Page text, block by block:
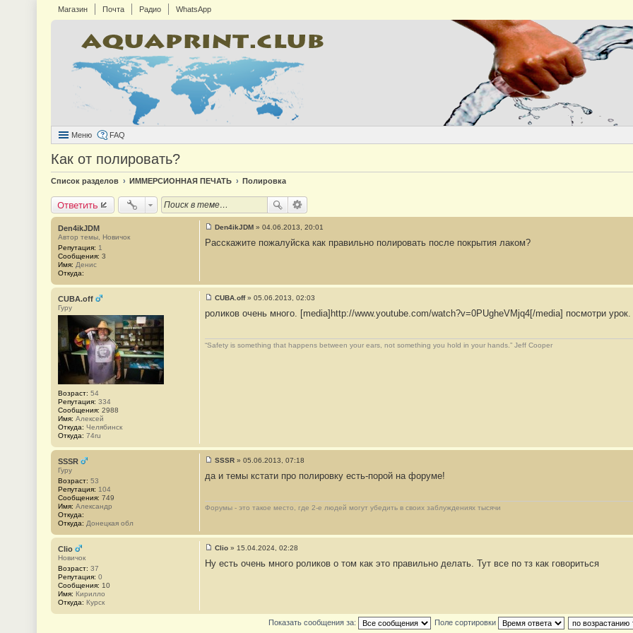
Магазин Почта Радио WhatsApp
Меню FAQ
Как от полировать?
Список разделов ИММЕРСИОННАЯ ПЕЧАТЬ Полировка
Ответить
Den4ikJDM
Автор темы, Новичок
Репутация: 1
Сообщения: 3
Имя: Денис
Откуда:
о
н
е
1
Den4ikJDM » 04.06.2013, 20:01
Расскажите пожалуйска как правильно полировать после покрытия лаком?
CUBA.off
Гуру
Возраст: 54
Репутация: 334
Сообщения: 2988
Имя: Алексей
Откуда: Челябинск
Откуда: 74ru
о
щ
е
CUBA.off» 05.06.2013, 02:03
роликов очень много. [media]http://www.youtube.com/watch?v=0PUgheVMjq4[/media] посмотри урок.
“Safety is something that happens between your ears, not something you hold in your hands.” Jeff Cooper
SSSR
Гуру
Возраст: 53
Репутация: 104
Сообщения: 749
Имя: Александр
Откуда:
Откуда: Донецкая обл
о
щ
е
е
3
SSSR » 05.06.2013, 07:18
да и темы кстати про полировку есть-порой на форуме!
Форумы - это такое место, где 2-е людей могут убедить в своих заблуждениях тысячи
Clio
Новичок
Возраст: 37
Репутация: 0
Сообщения: 10
Имя: Кирилло
Откуда: Курск
о
о
и
Clio » 15.04.2024, 02:28
Ну есть очень много роликов о том как это правильно делать. Тут все по тз как говориться
Показать сообщения за: Поле сортировки